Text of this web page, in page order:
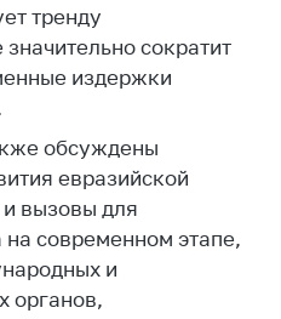
тренду
сократит
издержки
обсуждены
евразийской
вызовы для
современном этапе,
и
органов,